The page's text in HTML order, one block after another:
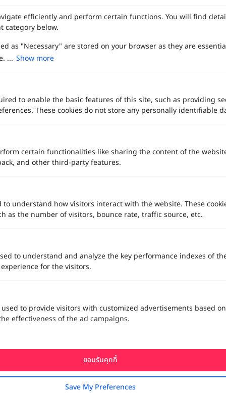
efficiently and perform certain functions. You will find
category below.
as "Necessary" are stored on your browser as they are
... Show more
to enable the basic features of this site, such as providing
These cookies do not store any personally identifiable
certain functionalities like sharing the content of the
and other third-party features.
to understand how visitors interact with the website. These
as the number of visitors, bounce rate, traffic source, etc.
to understand and analyze the key performance indexes of
for the visitors.
to provide visitors with customized advertisements based
effectiveness of the ad campaigns.
Save My Preferences
ยอมรับคุกกี้
รีวิวแต่งงานนี้มีคำตอบ : อีสานไทบ้าน หน้าตางานแต่งจะออกมาเป็น